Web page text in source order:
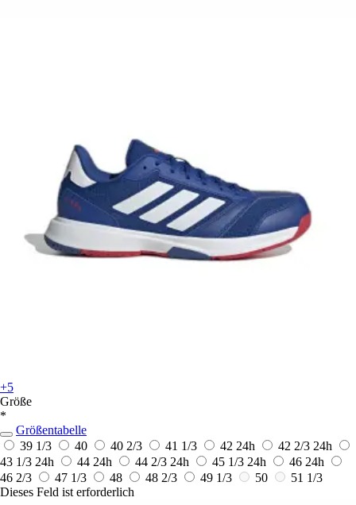
+5
Größe
*
Größentabelle
39 1/3
40 40 2/3 41 1/3 42 24h 42 2/3 24h
43 1/3 24h 44 24h 44 2/3 24h 45 1/3 24h 46 24h
46 2/3
47 1/3 48 48 2/3 49 1/3 50
51 1/3
Dieses Feld ist erforderlich